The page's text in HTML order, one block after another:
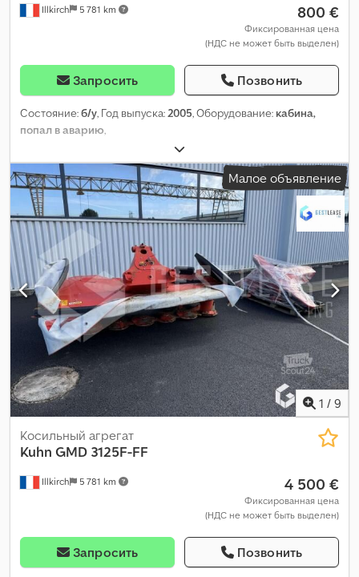
Illkirch 5 781 km 800 €
Фиксированная цена
(НДС не может быть выделен)
Запросить Позвонить
Состояние:б/у, Год выпуска:2005, Оборудование: кабина,
попал в аварию,
Малое объявление
1 / 9
Illkirch 5 781 km
Косильный агрегат
Kuhn GMD 3125F-FF
4 500 €
Фиксированная цена
(НДС не может быть выделен)
Запросить Позвонить